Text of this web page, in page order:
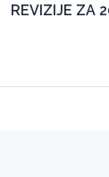
REVIZIJE ZA